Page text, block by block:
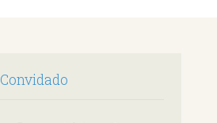
Convidado